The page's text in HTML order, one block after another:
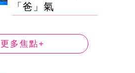
「爸」氣
更多焦點+